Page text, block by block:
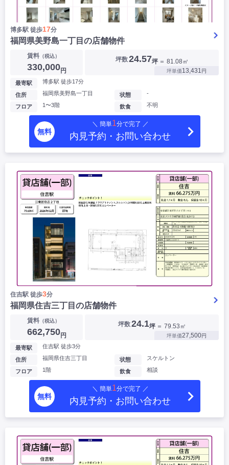
博多駅 徒歩17分
福岡県美野島一丁目の店舗物件
賃料（税込）
330,000円
坪数24.57坪 ＝ 81.08㎡
坪単価13,431円
最寄駅 博多駅 徒歩17分
住所 福岡県美野島一丁目
フロア 1〜3階
状態 -
飲食 不明
無料
＼ 簡単1分で完了 ／
内見予約・お問い合わせ
住吉駅 徒歩3分
福岡県住吉三丁目の店舗物件
賃料（税込）
662,750円
坪数24.1坪 ＝ 79.53㎡
坪単価27,500円
最寄駅 住吉駅 徒歩3分
住所 福岡県住吉三丁目
フロア 1階
状態 スケルトン
飲食 相談
無料
＼ 簡単1分で完了 ／
内見予約・お問い合わせ